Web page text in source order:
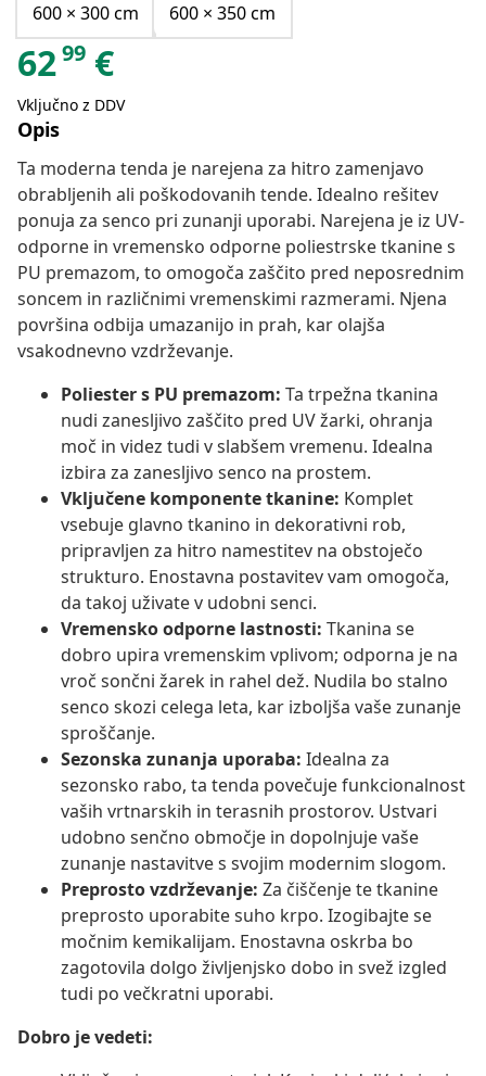
600 × 300 cm
600 × 350 cm
6299 €
Vključno z DDV
Opis
Ta moderna tenda je narejena za hitro zamenjavo
obrabljenih ali poškodovanih tende. Idealno rešitev
ponuja za senco pri zunanji uporabi. Narejena je iz UV-
odporne in vremensko odporne poliestrske tkanine s
PU premazom, to omogoča zaščito pred neposrednim
soncem in različnimi vremenskimi razmerami. Njena
površina odbija umazanijo in prah, kar olajša
vsakodnevno vzdrževanje.
Poliester s PU premazom: Ta trpežna tkanina
nudi zanesljivo zaščito pred UV žarki, ohranja
moč in videz tudi v slabšem vremenu. Idealna
izbira za zanesljivo senco na prostem.
Vključene komponente tkanine: Komplet
vsebuje glavno tkanino in dekorativni rob,
pripravljen za hitro namestitev na obstoječo
strukturo. Enostavna postavitev vam omogoča,
da takoj uživate v udobni senci.
Vremensko odporne lastnosti: Tkanina se
dobro upira vremenskim vplivom; odporna je na
vroč sončni žarek in rahel dež. Nudila bo stalno
senco skozi celega leta, kar izboljša vaše zunanje
sproščanje.
Sezonska zunanja uporaba: Idealna za
sezonsko rabo, ta tenda povečuje funkcionalnost
vaših vrtnarskih in terasnih prostorov. Ustvari
udobno senčno območje in dopolnjuje vaše
zunanje nastavitve s svojim modernim slogom.
Preprosto vzdrževanje: Za čiščenje te tkanine
preprosto uporabite suho krpo. Izogibajte se
močnim kemikalijam. Enostavna oskrba bo
zagotovila dolgo življenjsko dobo in svež izgled
tudi po večkratni uporabi.
Dobro je vedeti: